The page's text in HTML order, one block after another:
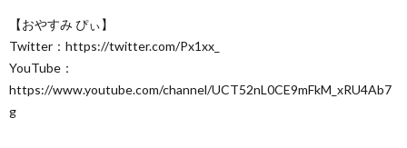
【おやすみ ぴぃ】
Twitter：https://twitter.com/Px1xx_
YouTube：
https://www.youtube.com/channel/UCT52nL0CE9mFkM_xRU4Ab7
g